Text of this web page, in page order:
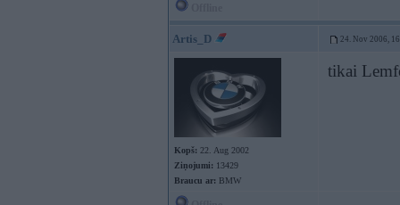
Artis_D 24. Nov 2006,
Kopš: 22. Aug 2002
Ziņojumi: 13429
Braucu ar: BMW
tikai